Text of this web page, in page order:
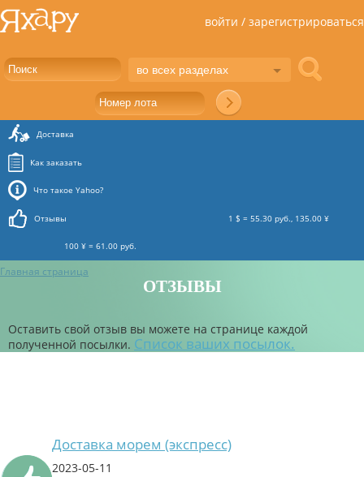
во всех разделах
войти / зарегистрироваться
Доставка
Как заказать
Что такое Yahoo?
Отзывы
100 ¥ = 61.00 руб.
1 $ = 55.30 руб., 135.00 ¥
Главная страница
ОТЗЫВЫ
Оставить свой отзыв вы можете на странице каждой
полученной посылки. Список ваших посылок.
Доставка морем (экспресс)
2023-05-11